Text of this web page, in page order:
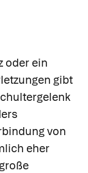
oder ein
gibt
von
eher